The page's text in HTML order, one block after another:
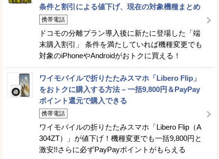
条件と割引による値下げ、現在の対象機種まとめ
携帯電話
ドコモの分離プラン導入後に新たに登場した「端
末購入割引」 条件を満たしていれば機種変更でも
対象のiPhoneやAndroidがおトクに買える！
ワイモバイルで折りたたみスマホ「Libero Flip」
をおトクに購入する方法 – 一括9,800円＆PayPay
ポイント還元で購入できる
携帯電話
ワイモバイルの折りたたみスマホ「Libero Flip（A
304ZT）」が値下げ！機種変更でも一括9,800円と
激安!!さらに必ずPayPayポイントがもらえる